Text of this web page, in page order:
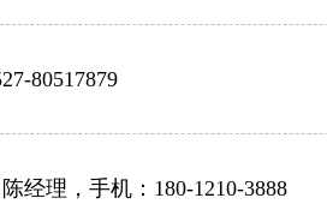
80517879
经理，手机：180-1210-3888